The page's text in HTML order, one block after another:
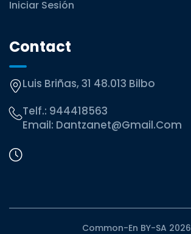
Iniciar Sesión
Contact
Luis Briñas, 31 48.013 Bilbo
Telf.: 944418563
Email: Dantzanet@gmail.com
Common-En BY-SA 2026